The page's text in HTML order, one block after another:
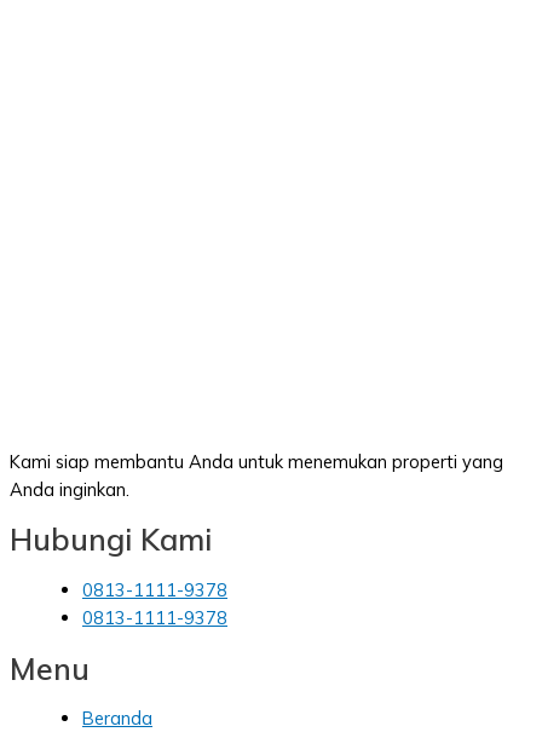
Kami siap membantu Anda untuk menemukan properti yang
Anda inginkan.
Hubungi Kami
0813-1111-9378
0813-1111-9378
Menu
Beranda